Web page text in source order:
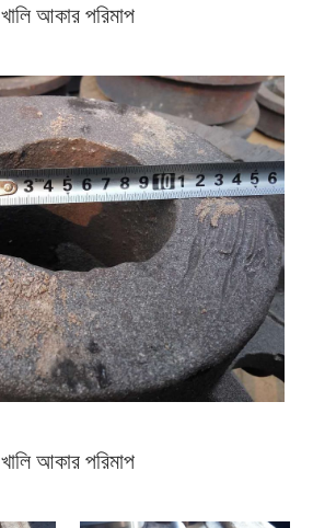
খালি আকার পরিমাপ
খালি আকার পরিমাপ